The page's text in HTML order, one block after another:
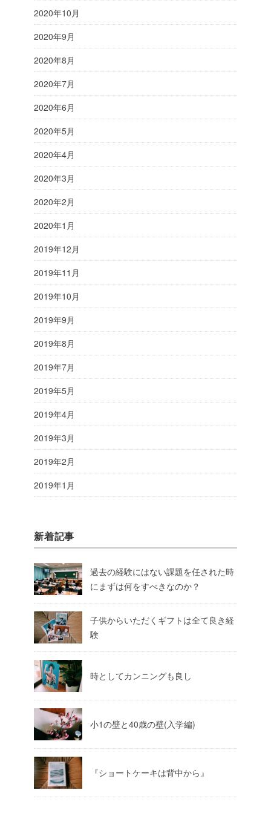
2020年10月
2020年9月
2020年8月
2020年7月
2020年6月
2020年5月
2020年4月
2020年3月
2020年2月
2020年1月
2019年12月
2019年11月
2019年10月
2019年9月
2019年8月
2019年7月
2019年5月
2019年4月
2019年3月
2019年2月
2019年1月
新着記事
過去の経験にはない課題を任された時
にまずは何をすべきなのか？
子供からいただくギフトは全て良き経
験
時としてカンニングも良し
小1の壁と40歳の壁(入学編)
『ショートケーキは背中から』